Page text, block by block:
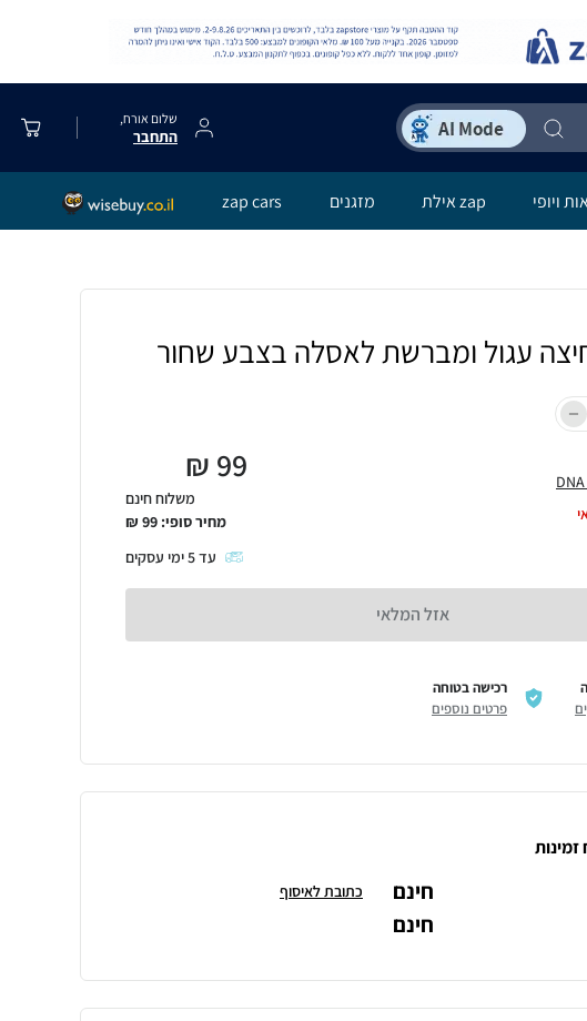
שלום אורח,
התחבר
ויופי zap אילת מזגנים zap cars
עגול ומברשת לאסלה בצבע שחור
99
₪
משלוח חינם
מחיר סופי: 99
₪
עד5ימי עסקים
אזל המלאי
רכישה בטוחה
פרטים נוספים
חינם כתובת לאיסוף
חינם